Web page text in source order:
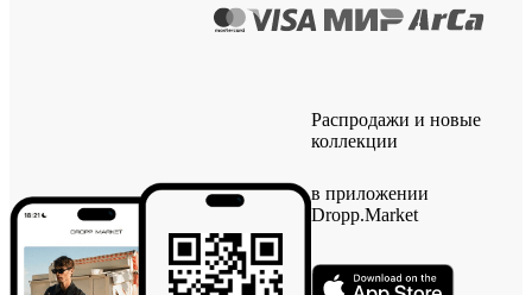
Распродажи и новые
коллекции
в приложении
Dropp.Market